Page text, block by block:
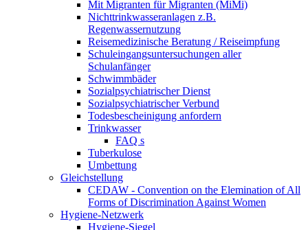
Mit Migranten für Migranten (MiMi)
Nichttrinkwasseranlagen z.B.
Regenwassernutzung
Reisemedizinische Beratung / Reiseimpfung
Schuleingangsuntersuchungen aller
Schulanfänger
Schwimmbäder
Sozialpsychiatrischer Dienst
Sozialpsychiatrischer Verbund
Todesbescheinigung anfordern
Trinkwasser
FAQ s
Tuberkulose
Umbettung
Gleichstellung
CEDAW - Convention on the Elemination of All
Forms of Discrimination Against Women
Hygiene-Netzwerk
Hygiene-Siegel